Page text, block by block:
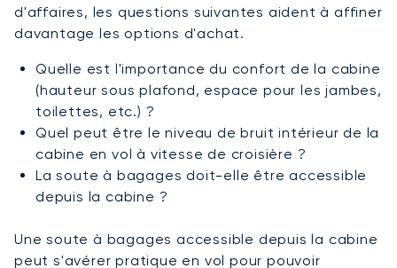
d'affaires, les questions suivantes aident à affiner
davantage les options d'achat.
Quelle est l'importance du confort de la cabine
(hauteur sous plafond, espace pour les jambes,
toilettes, etc.) ?
Quel peut être le niveau de bruit intérieur de la
cabine en vol à vitesse de croisière ?
La soute à bagages doit-elle être accessible
depuis la cabine ?
Une soute à bagages accessible depuis la cabine
peut s'avérer pratique en vol pour pouvoir